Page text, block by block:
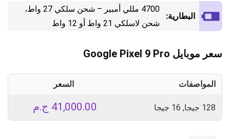
البطارية:
4700 مللي أمبير – شحن سلكي 27 واط،
شحن لاسلكي 21 واط أو 12 واط
سعر موبايل Google Pixel 9 Pro
المواصفات السعر
128 جيجا, 16 جيجا ج.م 41,000.00